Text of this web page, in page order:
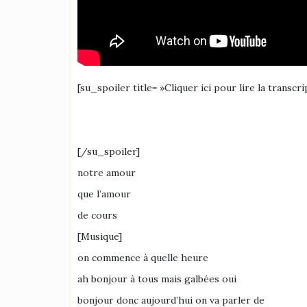
[su_spoiler title= »Cliquer ici pour lire la
[/su_spoiler]
notre amour
que l’amour
de cours
[Musique]
on commence à quelle heure
ah bonjour à tous mais galbées oui
bonjour donc aujourd’hui on va parler de